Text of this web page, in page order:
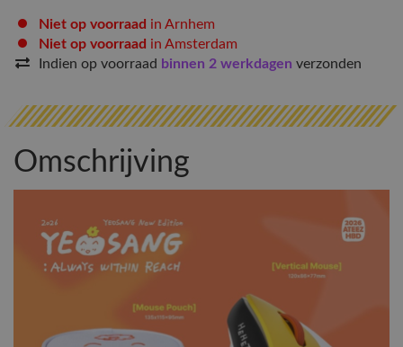
Niet op voorraad in Arnhem
Niet op voorraad in Amsterdam
Indien op voorraad binnen 2 werkdagen verzonden
Omschrijving